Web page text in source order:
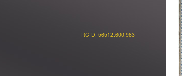
RCID: 56512.600.983